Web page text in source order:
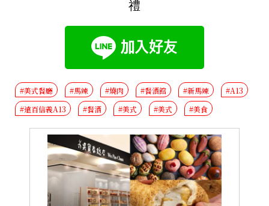
禮
#美式餐廳 #馬辣 #燒肉 #餐酒館 #新馬辣
#A13
#遠百信義A13
#餐酒 #美式 #美式 #美食